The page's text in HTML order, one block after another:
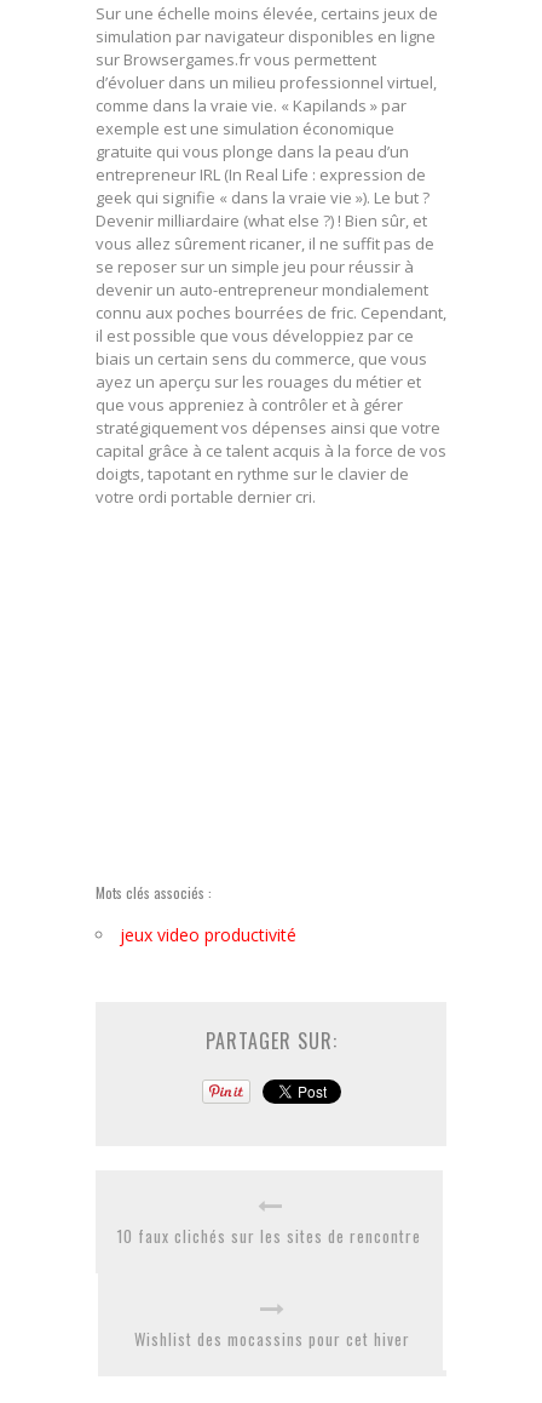
Sur une échelle moins élevée, certains jeux de
simulation par navigateur disponibles en ligne
sur Browsergames.fr vous permettent
d’évoluer dans un milieu professionnel virtuel,
comme dans la vraie vie. « Kapilands » par
exemple est une simulation économique
gratuite qui vous plonge dans la peau d’un
entrepreneur IRL (In Real Life : expression de
geek qui signifie « dans la vraie vie »). Le but ?
Devenir milliardaire (what else ?) ! Bien sûr, et
vous allez sûrement ricaner, il ne suffit pas de
se reposer sur un simple jeu pour réussir à
devenir un auto-entrepreneur mondialement
connu aux poches bourrées de fric. Cependant,
il est possible que vous développiez par ce
biais un certain sens du commerce, que vous
ayez un aperçu sur les rouages du métier et
que vous appreniez à contrôler et à gérer
stratégiquement vos dépenses ainsi que votre
capital grâce à ce talent acquis à la force de vos
doigts, tapotant en rythme sur le clavier de
votre ordi portable dernier cri.
Mots clés associés :
jeux video productivité
PARTAGER SUR:
10 faux clichés sur les sites de rencontre
Wishlist des mocassins pour cet hiver